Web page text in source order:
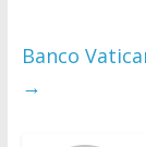
Banco
→